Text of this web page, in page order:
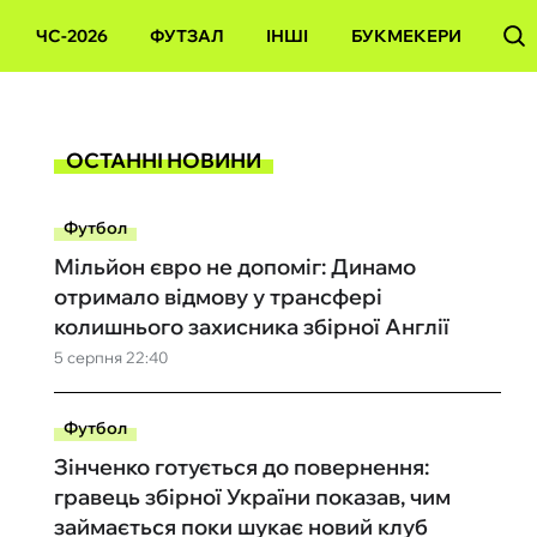
ЧС-2026 ФУТЗАЛ ІНШІ БУКМЕКЕРИ
ОСТАННІ НОВИНИ
Футбол
5 серпня 22:40
Мільйон євро не допоміг: Динамо
отримало відмову у трансфері
колишнього захисника збірної Англії
Футбол
Зінченко готується до повернення:
гравець збірної України показав, чим
займається поки шукає новий клуб